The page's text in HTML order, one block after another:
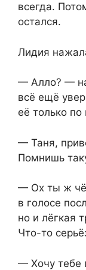
всегда.
остался.
Лидия
— Алло? —
всё ещё
её только по
— Таня,
Помнишь
— Ох ты ж
в голосе
но и лёгкая
Что-то
— Хочу тебе